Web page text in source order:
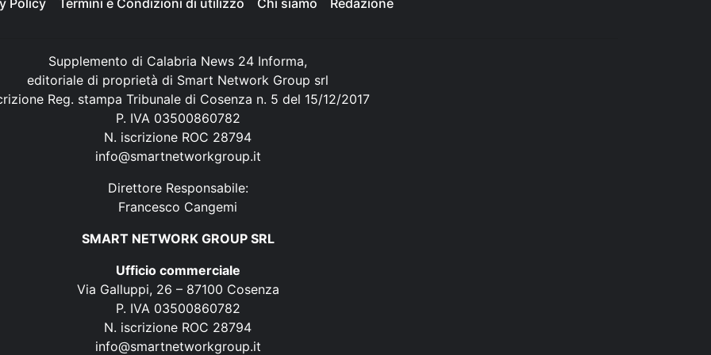
Policy Termini e Condizioni di utilizzo Chi siamo Redazione
Supplemento di Calabria News 24 Informa,
editoriale di proprietà di Smart Network Group srl
Reg. stampa Tribunale di Cosenza n. 5 del 15/12/2017
P. IVA 03500860782
N. iscrizione ROC 28794
info@smartnetworkgroup.it
Direttore Responsabile:
Francesco Cangemi
SMART NETWORK GROUP SRL
Ufficio commerciale
Via Galluppi, 26 – 87100 Cosenza
P. IVA 03500860782
N. iscrizione ROC 28794
info@smartnetworkgroup.it